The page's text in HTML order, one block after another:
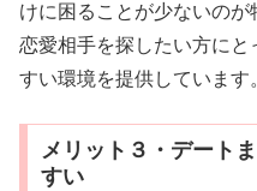
けに困ることが少ないの
恋愛相手を探したい方に
すい環境を提供しています
メリット３・デート
すい